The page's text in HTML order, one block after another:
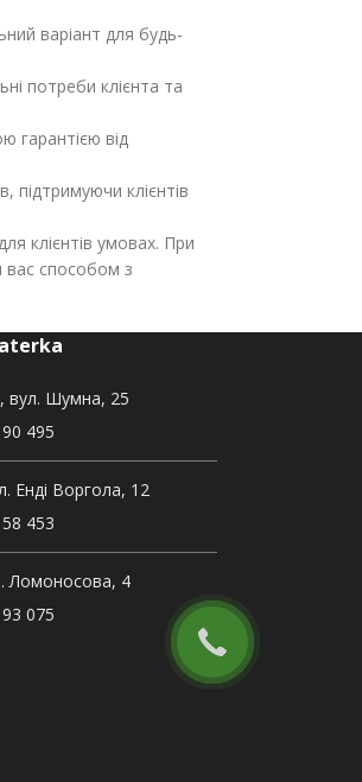
варіант для будь-
потреби клієнта та
гарантією від
підтримуючи клієнтів
клієнтів умовах. При
вас способом з
вул. Шумна, 25
495
Енді Воргола, 12
453
Ломоносова, 4
075